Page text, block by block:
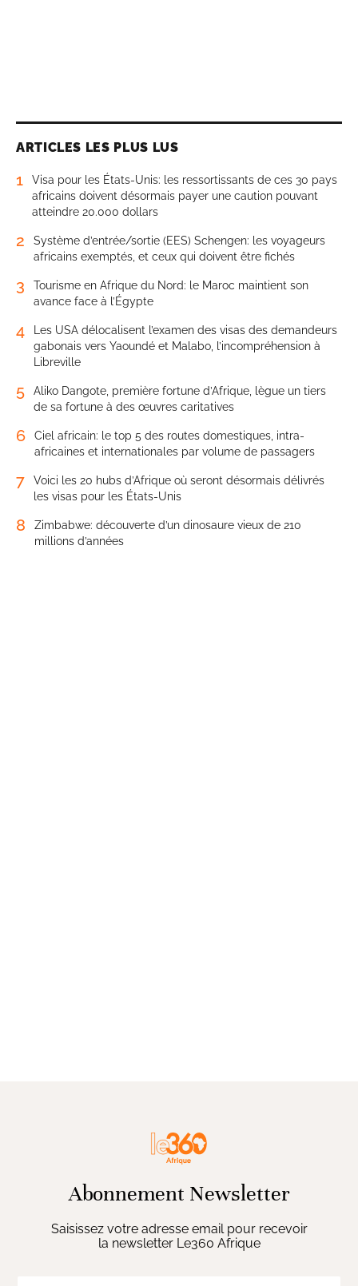
ARTICLES LES PLUS LUS
1
Visa pour les États-Unis: les ressortissants de ces 30 pays
africains doivent désormais payer une caution pouvant
atteindre 20.000 dollars
2
Système d’entrée/sortie (EES) Schengen: les voyageurs
africains exemptés, et ceux qui doivent être fichés
3
Tourisme en Afrique du Nord: le Maroc maintient son
avance face à l’Égypte
4
Les USA délocalisent l’examen des visas des demandeurs
gabonais vers Yaoundé et Malabo, l’incompréhension à
Libreville
5
Aliko Dangote, première fortune d’Afrique, lègue un tiers
de sa fortune à des œuvres caritatives
6
Ciel africain: le top 5 des routes domestiques, intra-
africaines et internationales par volume de passagers
7
Voici les 20 hubs d’Afrique où seront désormais délivrés
les visas pour les États-Unis
8
Zimbabwe: découverte d’un dinosaure vieux de 210
millions d’années
Abonnement Newsletter
Saisissez votre adresse email pour recevoir
la newsletter Le360 Afrique